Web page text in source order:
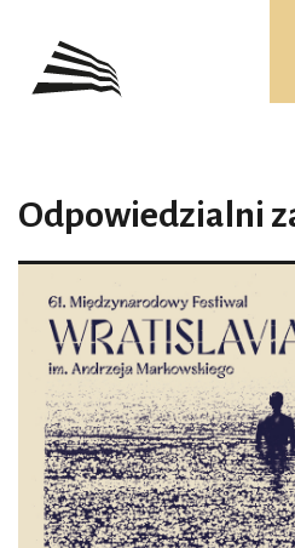
Odpowiedzialni